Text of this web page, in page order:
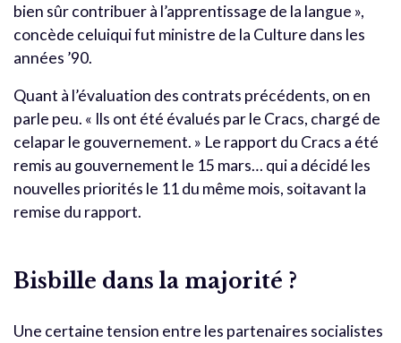
bien sûr contribuer à l’apprentissage de la langue »,
concède celuiqui fut ministre de la Culture dans les
années ’90.
Quant à l’évaluation des contrats précédents, on en
parle peu. « Ils ont été évalués par le Cracs, chargé de
celapar le gouvernement. » Le rapport du Cracs a été
remis au gouvernement le 15 mars… qui a décidé les
nouvelles priorités le 11 du même mois, soitavant la
remise du rapport.
Bisbille dans la majorité ?
Une certaine tension entre les partenaires socialistes